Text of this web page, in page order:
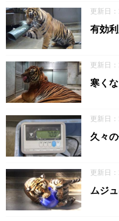
更新日
有効
更新日
寒く
更新日：
久々
更新日
ムジ